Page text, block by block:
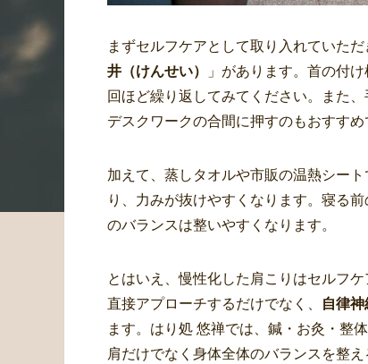
まずセルフケアとして取り入れていた
井（けんせい）
」があります。首の付
回ほど繰り返してみてください。また、
デスクワークの合間に押すのもおすすめ
加えて、蒸しタオルや市販の温熱シー
り、力みが抜けやすくなります。寝る
のバランスは整いやすくなります。
とはいえ、慢性化した肩こりはセルフ
直接アプローチするだけでなく、
自律
ます。はり処 悠禅では、鍼・お灸・整
肩だけでなく身体全体のバランスを整え